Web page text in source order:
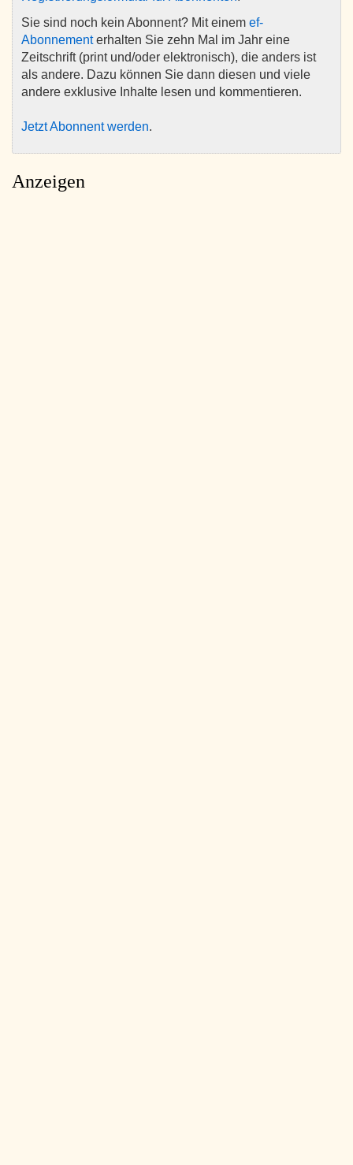
Sie sind noch kein Abonnent? Mit einem ef-
Abonnementerhalten Sie zehn Mal im Jahr eine
Zeitschrift (print und/oder elektronisch), die anders ist
als andere. Dazu können Sie dann diesen und viele
andere exklusive Inhalte lesen und kommentieren.
Jetzt Abonnent werden.
Anzeigen